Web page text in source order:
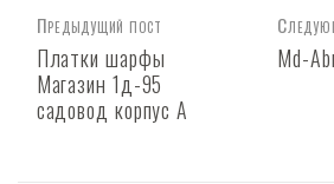
Предыдущий пост
Платки шарфы
Магазин 1д-95
садовод корпус А
Md-